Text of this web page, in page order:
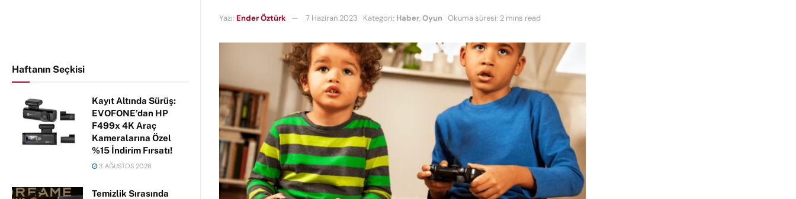
Haftanın Seçkisi
Kayıt Altında Sürüş:
EVOFONE’dan HP
F499x 4K Araç
Kameralarına Özel
%15 İndirim Fırsatı!
3 AĞUSTOS 2026
Temizlik Sırasında
Yazı: Ender Öztürk 7 Haziran 2023 Kategori: Haber,Oyun Okuma süresi: 2 mins read